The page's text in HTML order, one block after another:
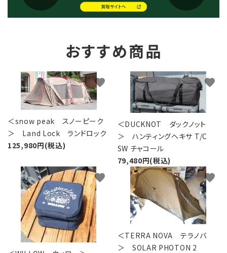
おすすめ商品
＜snow peak スノーピーク
＞ Land Lock ランドロック
125,980円(税込)
favorite
＜DUCKNOT ダックノット
＞ ハンティングヘキサ T/C
SW チャコール
79,480円(税込)
favorite
favorite
＜TERRA NOVA テラノバ
＞ SOLAR PHOTON 2
favorite